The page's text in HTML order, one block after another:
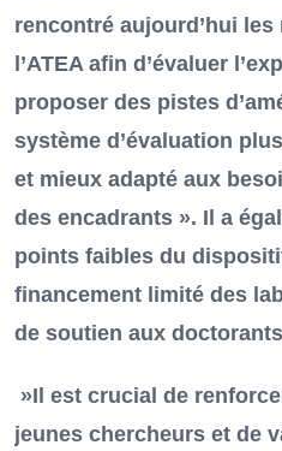
rencontré aujourd’hui
l’ATEA afin d’évaluer
proposer des pistes
système d’évaluation
et mieux adapté aux
des encadrants ». Il a
points faibles du
financement limité des
de soutien aux
»Il est crucial de
jeunes chercheurs et de